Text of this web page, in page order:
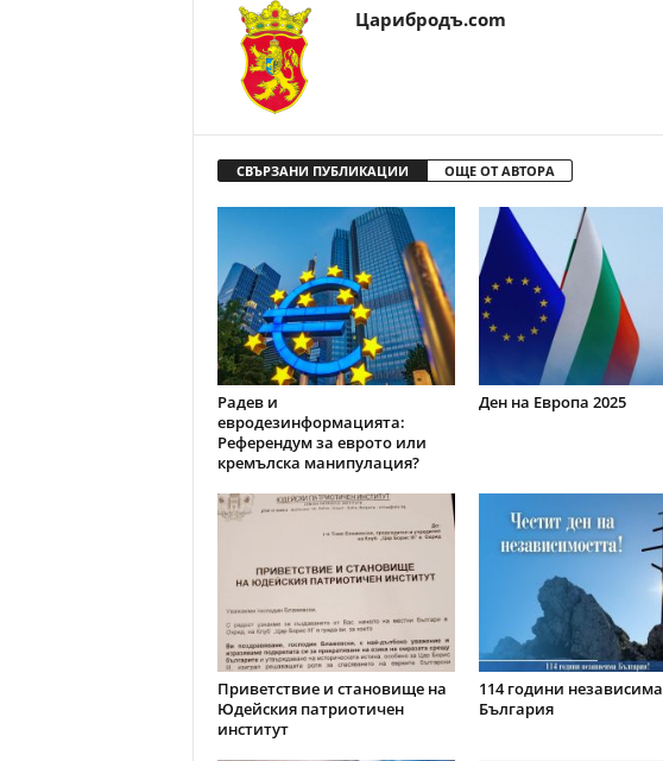
Царибродъ.com
СВЪРЗАНИ ПУБЛИКАЦИИ ОЩЕ ОТ АВТОРА
Радев и
евродезинформацията:
Референдум за еврото или
кремълска манипулация?
Ден на Европа 2025
Приветствие и становище на
Юдейския патриотичен
институт
114 години независима
България